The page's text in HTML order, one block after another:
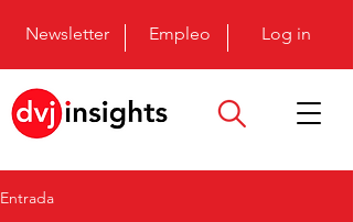
Newsletter Empleo Log in
Entrada